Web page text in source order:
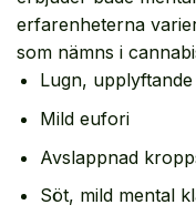
erfarenheterna
som nämns i
Lugn,
Mild eufori
Avslappnad
Söt, mild mental